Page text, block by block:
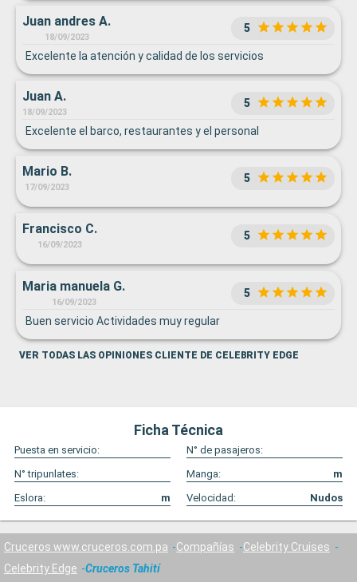
Juan andres A.
18/09/2023
5
Excelente la atención y calidad de los servicios
Juan A.
18/09/2023
5
Excelente el barco, restaurantes y el personal
Mario B.
17/09/2023
5
Francisco C.
16/09/2023
5
Maria manuela G.
16/09/2023
5
Buen servicio Actividades muy regular
VER TODAS LAS OPINIONES CLIENTE DE CELEBRITY EDGE
Ficha Técnica
Puesta en servicio:
N° de pasajeros:
N° tripunlates:
Manga:
m
Eslora:
m Velocidad: Nudos
Cruceros www.cruceros.com.pa Compañías
Celebrity Cruises
Celebrity Edge
Cruceros Tahití